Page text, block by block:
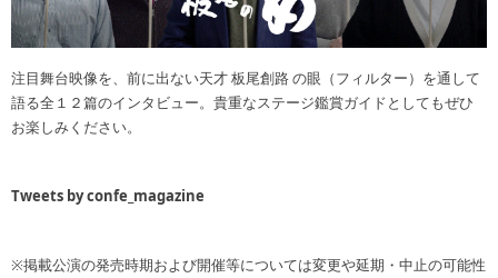
注目舞台映像を、前に出ない天才 板尾創路 の眼（フィルター）を通して
語る全１２篇のインタビュー。貴重なステージ鑑賞ガイドとしてもぜひ
お楽しみください。
Tweets by confe_magazine
※掲載公演の発売時期および開催等については変更や延期・中止の可能性